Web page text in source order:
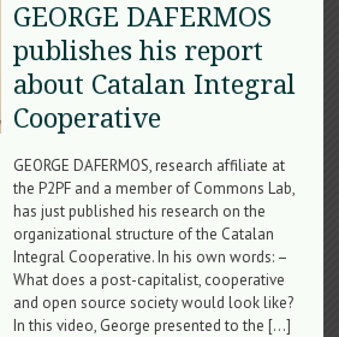
GEORGE DAFERMOS
publishes his report
about Catalan Integral
Cooperative
GEORGE DAFERMOS, research affiliate at
the P2PF and a member of Commons Lab,
has just published his research on the
organizational structure of the Catalan
Integral Cooperative. In his own words: –
What does a post-capitalist, cooperative
and open source society would look like?
In this video, George presented to the […]